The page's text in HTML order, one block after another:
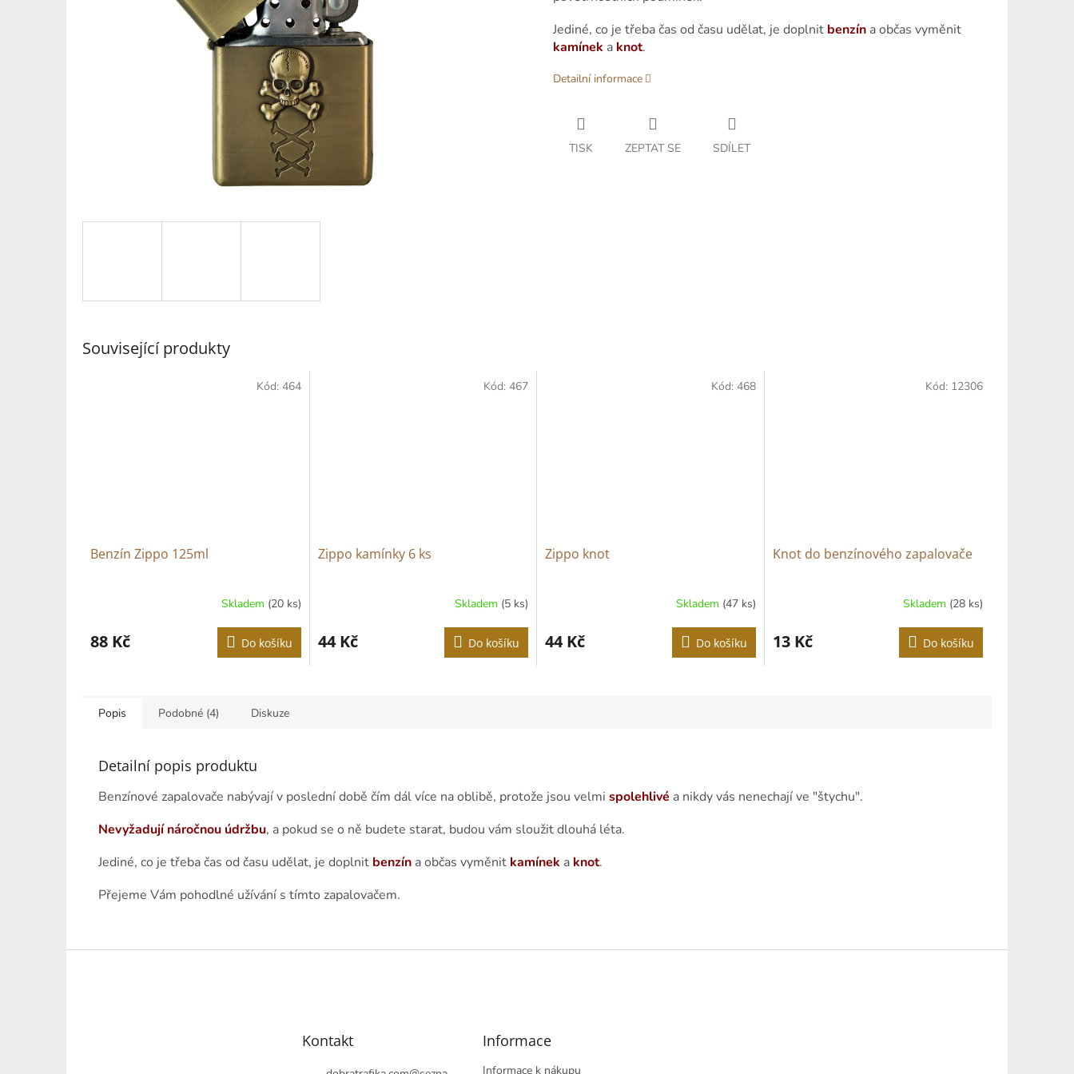
Jediné, co je třeba čas od času udělat, je doplnit benzín a občas vyměnit
kamínek a knot.
Detailní informace
TISK ZEPTAT SE SDÍLET
Související produkty
Benzín Zippo 125ml
Skladem (20 ks)
88 Kč Do košíku
Kód: 464
Zippo kamínky 6 ks
Skladem (5 ks)
44 Kč Do košíku
Kód: 467
Zippo knot
Skladem (47 ks)
44 Kč Do košíku
Kód: 468
Knot do benzínového zapalovače
Skladem (28 ks)
13 Kč Do košíku
Kód: 12306
Popis Podobné (4) Diskuze
Detailní popis produktu
Benzínové zapalovače nabývají v poslední době čím dál více na oblibě, protože jsou velmi spolehlivé a nikdy vás nenechají ve "štychu".
Nevyžadují náročnou údržbu, a pokud se o ně budete starat, budou vám sloužit dlouhá léta.
Jediné, co je třeba čas od času udělat, je doplnit benzín a občas vyměnit kamínek a knot.
Přejeme Vám pohodlné užívání s tímto zapalovačem.
Kontakt Informace
Informace k nákupu